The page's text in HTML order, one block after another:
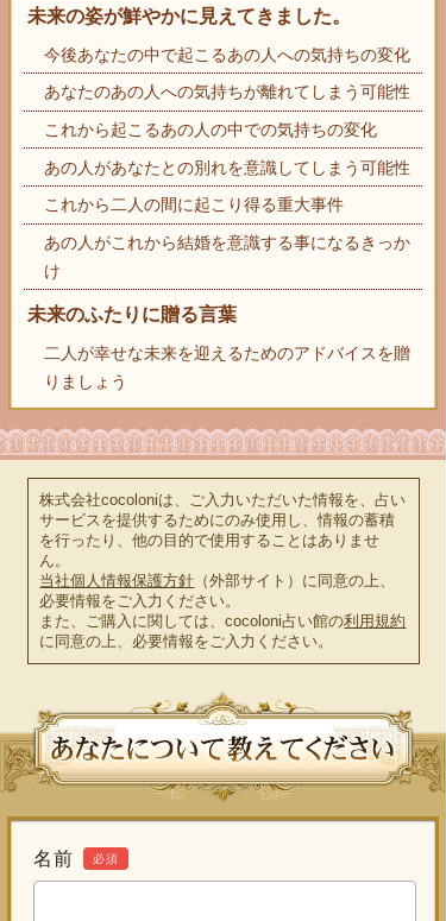
未来の姿が鮮やかに見えてきました。
今後あなたの中で起こるあの人への気持ちの変化
あなたのあの人への気持ちが離れてしまう可能性
これから起こるあの人の中での気持ちの変化
あの人があなたとの別れを意識してしまう可能性
これから二人の間に起こり得る重大事件
あの人がこれから結婚を意識する事になるきっか
け
未来のふたりに贈る言葉
二人が幸せな未来を迎えるためのアドバイスを贈
りましょう
株式会社cocoloniは、ご入力いただいた情報を、占い
サービスを提供するためにのみ使用し、情報の蓄積
を行ったり、他の目的で使用することはありませ
ん。
当社個人情報保護方針 （外部サイト）に同意の上、
必要情報をご入力ください。
また、ご購入に関しては、cocoloni占い館の利用規約
に同意の上、必要情報をご入力ください。
名前 必須